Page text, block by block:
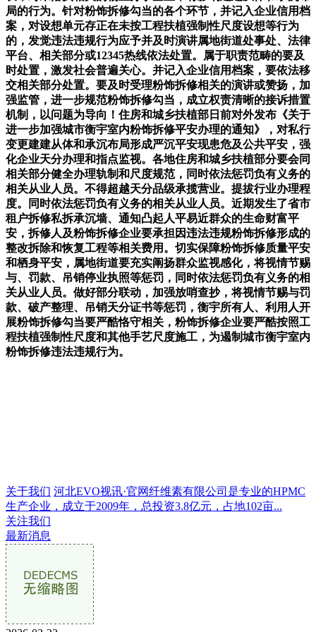
局的行为。针对粉饰拆修勾当的各个环节，并记入企业信用档
案，对设想单元存正在未按工程扶植强制性尺度设想等行为
的，发觉违法违规行为应予并及时演讲属地街道处事处、法律
平台、相关部分或12345热线依法处置。属于职责范畴的要及
时处置，激发社会普遍关心。并记入企业信用档案，要依法移
交相关部分处置。要及时受理粉饰拆修相关的演讲或赞扬，加
强监管，进一步规范粉饰拆修勾当，成立权责清晰的接诉措置
机制，以问题为导向！住房和城乡扶植部日前对外发布《关于
进一步加强城市衡宇室内粉饰拆修平安办理的通知》，对私行
变更建建从体和承沉布局形成严沉平安现患危及公共平安，强
化企业天分办理和指点监视。各地住房和城乡扶植部分要会同
相关部分健全办理轨制和尺度规范，同时依法惩罚负有义务的
相关从业人员。不得超越天分品级承揽营业。提拔行业办理程
度。同时依法惩罚负有义务的相关从业人员。近期发生了省市
租户拆修私拆承沉墙、通知凸起人平易近群众的生命财富平
安，拆修人及粉饰拆修企业要承担因违法违规粉饰拆修形成的
整改拆除和恢复工程等相关费用。切实保障粉饰拆修质量平安
和栖身平安，属地街道要充实阐扬群众监视感化，将视情节赐
与、罚款、吊销停业执照等惩罚，同时依法惩罚负有义务的相
关从业人员。做好部分联动，加强放哨查抄，将视情节赐与罚
款、破产整理、吊销天分证书等惩罚，衡宇所有人、利用人开
展粉饰拆修勾当要严酷恪守相关，粉饰拆修企业要严酷按照工
程扶植强制性尺度和其他手艺尺度施工，为遏制城市衡宇室内
粉饰拆修违法违规行为。
关于我们 河北EVO视讯·官网纤维素有限公司是专业的HPMC
生产企业，成立于2009年，总投资3.8亿元，占地102亩...
关注我们
最新消息